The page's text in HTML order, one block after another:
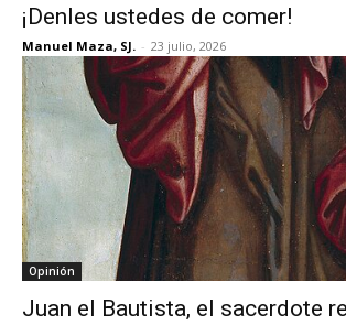
¡Denles ustedes de comer!
Manuel Maza, SJ. - 23 julio, 2026
Opinión
Juan el Bautista, el sacerdote